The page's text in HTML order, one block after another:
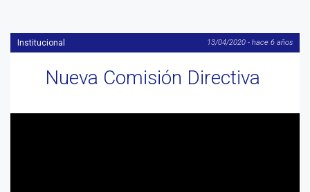
Institucional 13/04/2020 - hace 6 años
Nueva Comisión Directiva